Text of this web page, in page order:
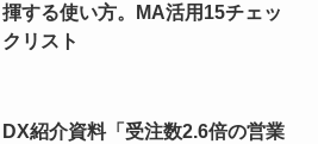
揮する使い方。MA活用15チェッ
クリスト
DX紹介資料「受注数2.6倍の営業